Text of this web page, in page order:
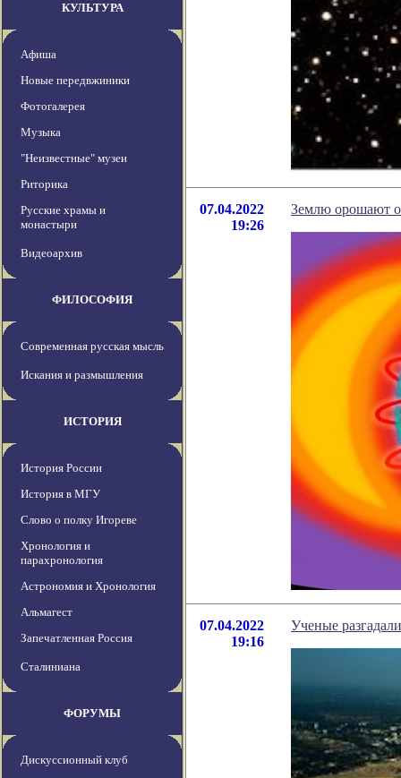
КУЛЬТУРА
Афиша
Новые передвжиники
Фотогалерея
Музыка
"Неизвестные" музеи
Риторика
Русские храмы и
монастыри
Видеоархив
ФИЛОСОФИЯ
Современная русская мысль
Искания и размышления
ИСТОРИЯ
История России
История в МГУ
Слово о полку Игореве
Хронология и
парахронология
Астрономия и Хронология
Альмагест
Запечатленная Россия
Сталиниана
ФОРУМЫ
Дискуссионный клуб
07.04.2022
19:26
Землю орошают
07.04.2022
19:16
Ученые